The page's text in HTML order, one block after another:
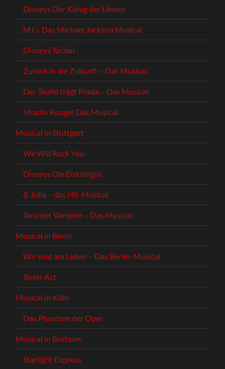
Disneys Der König der Löwen
MJ – Das Michael Jackson Musical
Disneys Tarzan
Zurück in die Zukunft – Das Musical
Der Teufel trägt Prada – Das Musical
Moulin Rouge! Das Musical
Musical in Stuttgart
We Will Rock You
Disneys Die Eiskönigin
& Julia – das Hit-Musical
Tanz der Vampire – Das Musical
Musical in Berlin
Wir sind am Leben – Das Berlin-Musical
Sister Act
Musical in Köln
Das Phantom der Oper
Musical in Bochum
Starlight Express